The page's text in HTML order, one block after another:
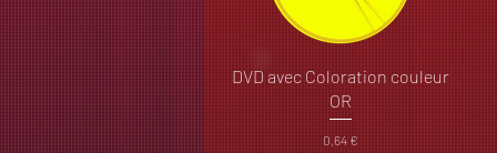
DVD avec Coloration couleur
OR
Prix
0,64 €